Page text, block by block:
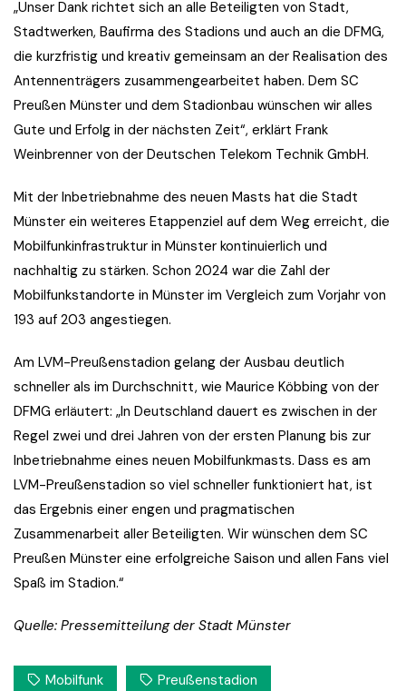
„Unser Dank richtet sich an alle Beteiligten von Stadt,
Stadtwerken, Baufirma des Stadions und auch an die DFMG,
die kurzfristig und kreativ gemeinsam an der Realisation des
Antennenträgers zusammengearbeitet haben. Dem SC
Preußen Münster und dem Stadionbau wünschen wir alles
Gute und Erfolg in der nächsten Zeit“, erklärt Frank
Weinbrenner von der Deutschen Telekom Technik GmbH.
Mit der Inbetriebnahme des neuen Masts hat die Stadt
Münster ein weiteres Etappenziel auf dem Weg erreicht, die
Mobilfunkinfrastruktur in Münster kontinuierlich und
nachhaltig zu stärken. Schon 2024 war die Zahl der
Mobilfunkstandorte in Münster im Vergleich zum Vorjahr von
193 auf 203 angestiegen.
Am LVM-Preußenstadion gelang der Ausbau deutlich
schneller als im Durchschnitt, wie Maurice Köbbing von der
DFMG erläutert: „In Deutschland dauert es zwischen in der
Regel zwei und drei Jahren von der ersten Planung bis zur
Inbetriebnahme eines neuen Mobilfunkmasts. Dass es am
LVM-Preußenstadion so viel schneller funktioniert hat, ist
das Ergebnis einer engen und pragmatischen
Zusammenarbeit aller Beteiligten. Wir wünschen dem SC
Preußen Münster eine erfolgreiche Saison und allen Fans viel
Spaß im Stadion.“
Quelle: Pressemitteilung der Stadt Münster
Mobilfunk Preußenstadion